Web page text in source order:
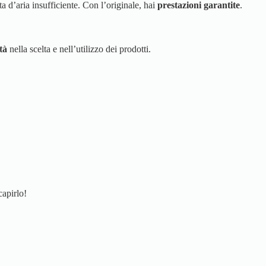
d’aria insufficiente. Con l’originale, hai prestazioni garantite.
nella scelta e nell’utilizzo dei prodotti.